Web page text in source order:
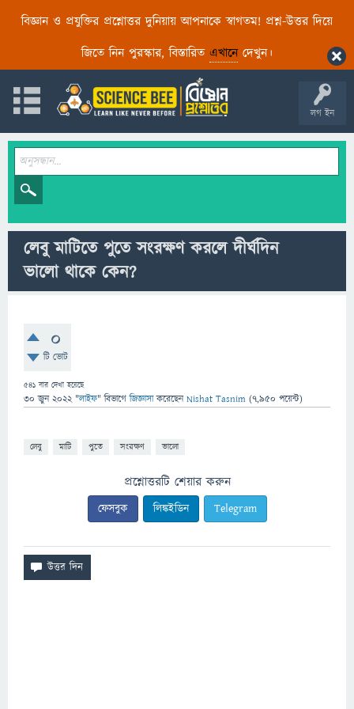
বিজ্ঞান ও প্রযুক্তির প্রশ্নোত্তর দুনিয়ায় আপনাকে স্বাগতম! প্রশ্ন-উত্তর দিয়ে
জিতে নিন পুরস্কার, বিস্তারিত এখানেদেখুন।
লগ ইন
লেবু মাটিতে পুতে সংরক্ষণ করলে দীর্ঘদিন
ভালো থাকে কেন?
0
টি ভোট
541 বার দেখা হয়েছে
30 জুন 2022 "লাইফ" বিভাগে জিজ্ঞাসাকরেছেনNishat Tasnim (7,950 পয়েন্ট)
লেবু মাটি পুতে সংরক্ষণ ভালো
প্রশ্নোত্তরটি শেয়ার করুন
ফেসবুক লিঙ্কইডিন Telegram